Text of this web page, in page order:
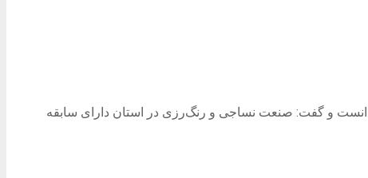
دانست و گفت: صنعت نساجی و رنگ‌رزی در استان دارای سابقه